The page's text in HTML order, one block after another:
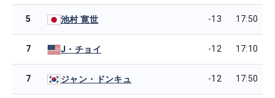
5 池村 寛世 -13 17:50
7 J・チョイ -12 17:10
7 ジャン・ドンキュ -12 17:50